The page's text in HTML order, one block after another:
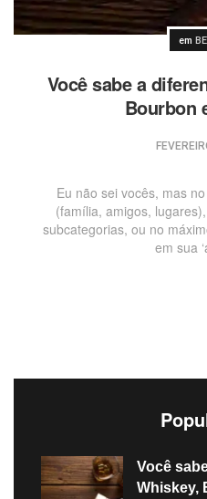
em
Você sabe a
Bourbon
Eu não sei vocês, mas
(família, amigos,
subcategorias, ou no
em sua
Você
Whiskey,